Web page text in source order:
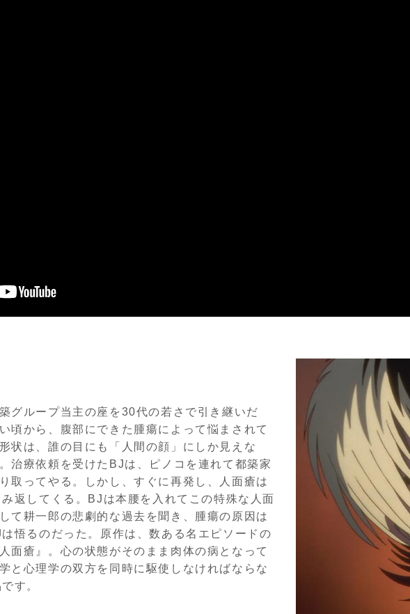
グループ当主の座を30代の若さで引き継いだ
頃から、腹部にできた腫瘍によって悩まされて
状は、誰の目にも「人間の顔」にしか見えな
治療依頼を受けたBJは、ピノコを連れて都築家
取ってやる。しかし、すぐに再発し、人面瘡は
返してくる。BJは本腰を入れてこの特殊な人面
て耕一郎の悲劇的な過去を聞き、腫瘍の原因は
悟るのだった。原作は、数ある名エピソードの
面瘡』。心の状態がそのまま肉体の病となって
と心理学の双方を同時に駆使しなければならな
す。